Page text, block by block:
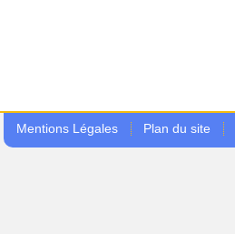
Mentions Légales Plan du site